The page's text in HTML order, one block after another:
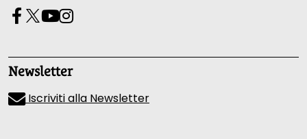
Newsletter
Iscriviti alla Newsletter